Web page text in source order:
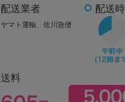
配送業者
ヤマト運輸、佐川急便
配送
送料